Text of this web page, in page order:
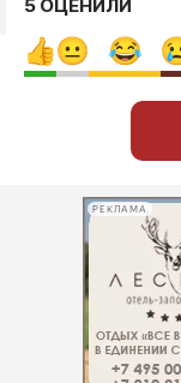
5 ОЦЕНИЛИ
РЕКЛАМА